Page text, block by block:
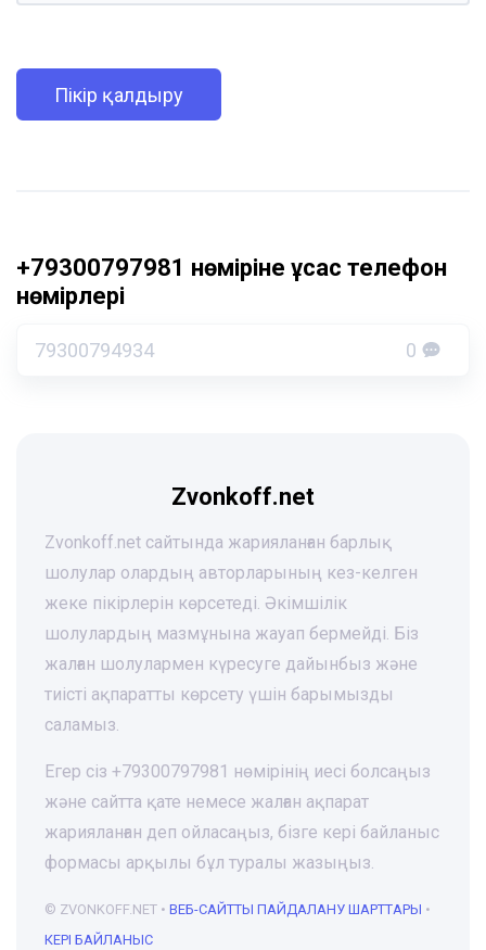
Пікір қалдыру
+79300797981 нөміріне ұқсас телефон
нөмірлері
79300794934 0
Zvonkoff.net
Zvonkoff.net сайтында жарияланған барлық
шолулар олардың авторларының кез-келген
жеке пікірлерін көрсетеді. Әкімшілік
шолулардың мазмұнына жауап бермейді. Біз
жалған шолулармен күресуге дайынбыз және
тиісті ақпаратты көрсету үшін барымызды
саламыз.
Егер сіз +79300797981 нөмірінің иесі болсаңыз
және сайтта қате немесе жалған ақпарат
жарияланған деп ойласаңыз, бізге кері байланыс
формасы арқылы бұл туралы жазыңыз.
© ZVONKOFF.NET • ВЕБ-CАЙТТЫ ПАЙДАЛАНУ ШАРТТАРЫ •
КЕРІ БАЙЛАНЫС